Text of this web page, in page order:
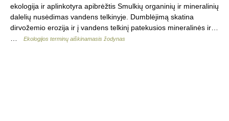
ekologija ir aplinkotyra apibrėžtis Smulkių organinių ir mineralinių
dalelių nusėdimas vandens telkinyje. Dumblėjimą skatina
dirvožemio erozija ir į vandens telkinį patekusios mineralinės ir…
Ekologijos terminų aiškinamasis žodynas